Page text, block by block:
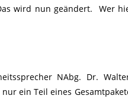
wird nun geändert. Wer
NAbg. Dr.
ein Teil eines